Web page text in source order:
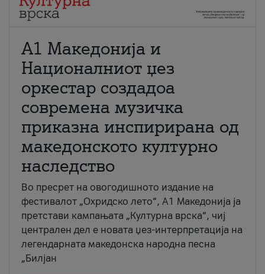
А1 Македонија и
Националниот џез
оркестар создадоа
современа музичка
приказна инспирирана од
македонското културно
наследство
Во пресрет на овогодишното издание на
фестивалот „Охридско лето“, А1 Македонија ја
претстави кампањата „Културна врска“, чиј
централен дел е новата џез-интерпретација на
легендарната македонска народна песна
„Билјан